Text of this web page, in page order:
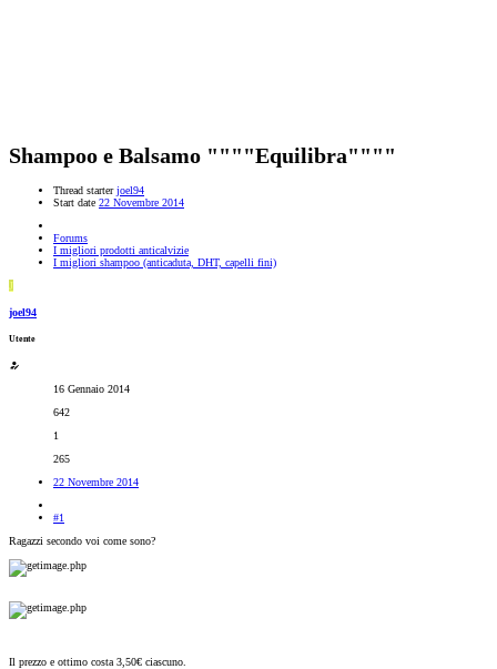
Shampoo e Balsamo """"Equilibra""""
Thread starter joel94
Start date 22 Novembre 2014
Forums
I migliori prodotti anticalvizie
I migliori shampoo (anticaduta, DHT, capelli fini)
J
joel94
Utente
16 Gennaio 2014
642
1
265
22 Novembre 2014
#1
Ragazzi secondo voi come sono?
Il prezzo e ottimo costa 3,50€ ciascuno.